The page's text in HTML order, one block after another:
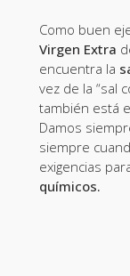
Como buen
Virgen Extra
encuentra la
vez de la “sal
también está
Damos
siempre
exigencias
químicos.